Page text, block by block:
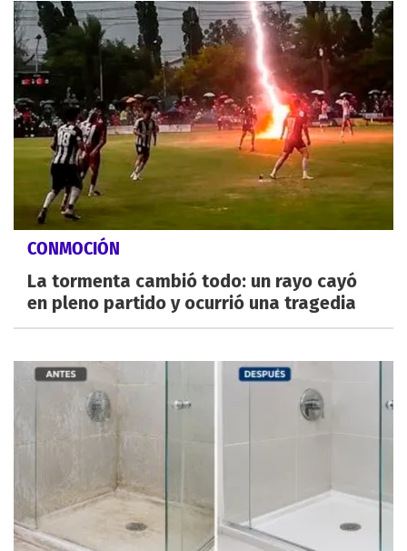
CONMOCIÓN
La tormenta cambió todo: un rayo cayó
en pleno partido y ocurrió una tragedia